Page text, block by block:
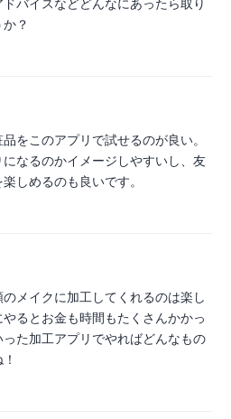
バイスなどどんなにあったら取り
？
をこのアプリで試せるのが良い。
なるのかイメージしやすいし、友
しめるのも良いです。
メイクに加工してくれるのは楽し
るとお金も時間もたくさんかかっ
た加工アプリでやればどんなもの